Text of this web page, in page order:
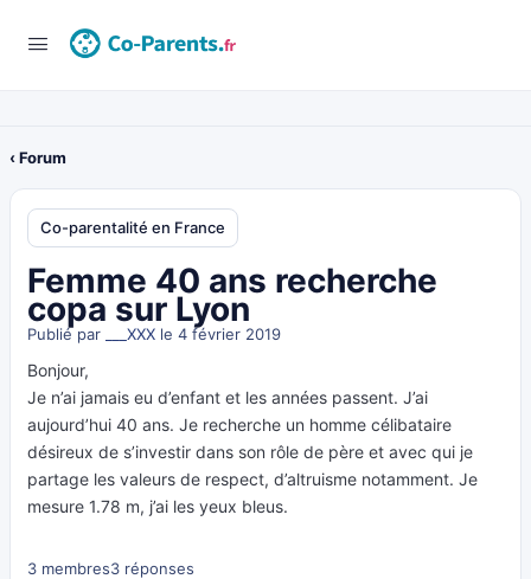
‹ Forum
Co-parentalité en France
Femme 40 ans recherche
copa sur Lyon
Publié par ___XXX le 4 février 2019
Bonjour,
Je n’ai jamais eu d’enfant et les années passent. J’ai
aujourd’hui 40 ans. Je recherche un homme célibataire
désireux de s’investir dans son rôle de père et avec qui je
partage les valeurs de respect, d’altruisme notamment. Je
mesure 1.78 m, j’ai les yeux bleus.
3 membres3 réponses